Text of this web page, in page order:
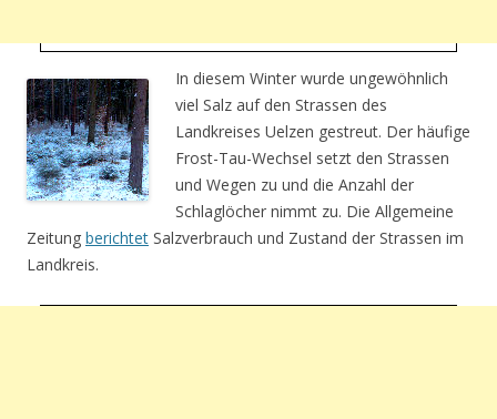
In diesem Winter wurde ungewöhnlich
viel Salz auf den Strassen des
Landkreises Uelzen gestreut. Der häufige
Frost-Tau-Wechsel setzt den Strassen
und Wegen zu und die Anzahl der
Schlaglöcher nimmt zu. Die Allgemeine
Zeitung berichtet Salzverbrauch und Zustand der Strassen im
Landkreis.